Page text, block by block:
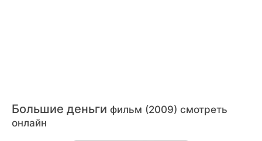
Большие деньги фильм (2009) смотреть
онлайн